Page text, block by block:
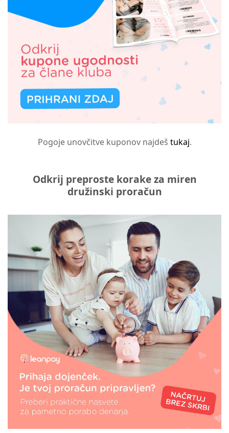
Pogoje unovčitve kuponov najdeš tukaj.
Odkrij preproste korake za miren
družinski proračun